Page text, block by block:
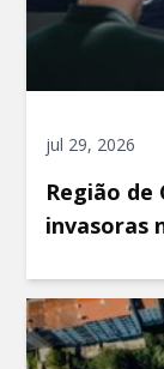
jul 29, 2026
Região de
invasoras